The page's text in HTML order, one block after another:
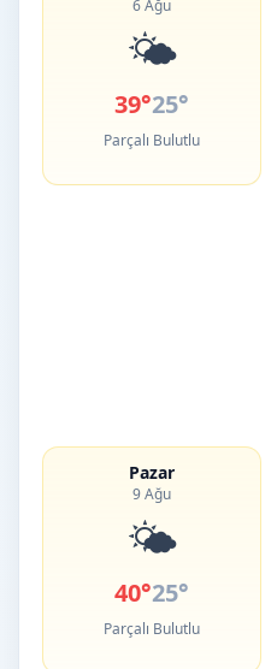
6 Ağu
🌤️
39°25°
Parçalı Bulutlu
Pazar
9 Ağu
🌤️
40°25°
Parçalı Bulutlu